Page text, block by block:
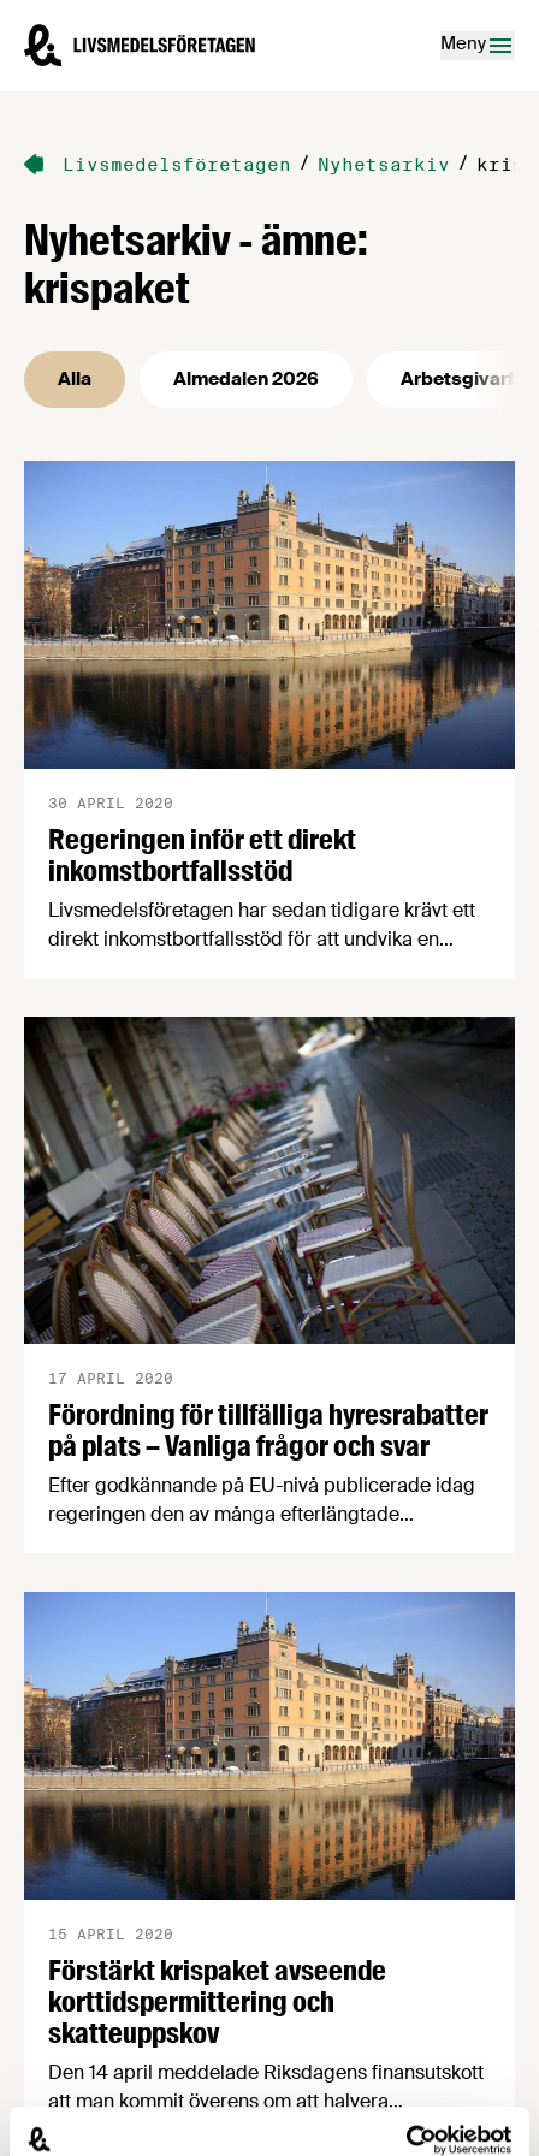
Livsmedelsföretagen – till startsidan
Meny
Livsmedelsföretagen / Nyhetsarkiv /
Nyhetsarkiv - ämne:
krispaket
Alla Almedalen 2026
Regeringen inför ett direkt
inkomstbortfallsstöd
30 APRIL 2020
Livsmedelsföretagen har sedan tidigare krävt ett
direkt inkomstbortfallsstöd för att undvika en
man inför ett stöd för att hjälpa företag med stora
omsättningstapp att betala sina fasta kostnader
avseende mars och april.
Förordning för tillfälliga hyresrabatter
på plats – Vanliga frågor och svar
17 APRIL 2020
Efter godkännande på EU-nivå publicerade idag
regeringen den av många efterlängtade
lades fram. Livsmedelsföretagen är positiva till
åtgärden men oroade över att många
fastighetsägare trots krisläget och möjligheten till
rabatt inte vill sänka hyrorna.
Förstärkt krispaket avseende
korttidspermittering och
skatteuppskov
15 APRIL 2020
Den 14 april meddelade Riksdagens finansutskott
att man kommit överens om att halvera